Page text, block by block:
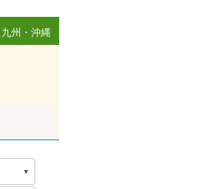
九州・沖縄